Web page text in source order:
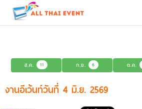
ส.ค. 11 ก.ย. 6 ต.ค.
งานอีเว้นท์วันที่ 4 มิ.ย. 2569